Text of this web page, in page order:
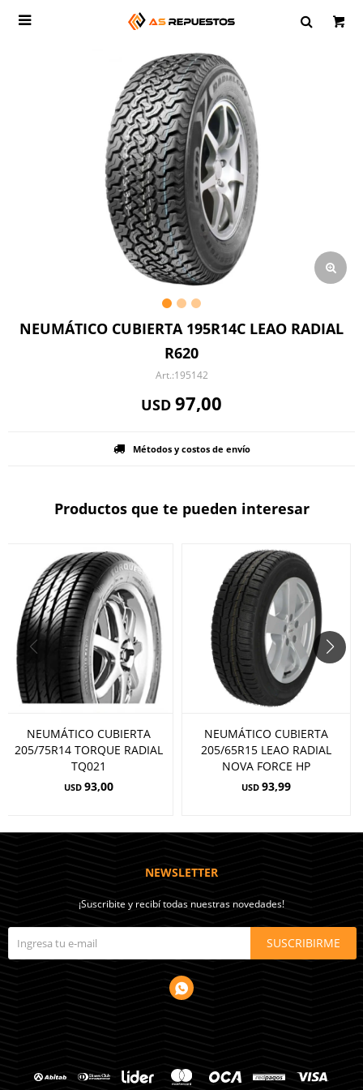

NEUMÁTICO CUBIERTA 195R14C LEAO RADIAL
R620
195142
USD 97,00
Métodos y costos de envío
Productos que te pueden interesar
NEUMÁTICO CUBIERTA
205/75R14 TORQUE RADIAL
TQ021
USD 93,00
NEUMÁTICO CUBIERTA
205/65R15 LEAO RADIAL
NOVA FORCE HP
USD 93,99
NEWSLETTER
¡Suscribite y recibí todas nuestras novedades!
SUSCRIBIRME
